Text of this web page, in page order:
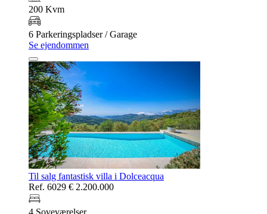
200 Kvm
6 Parkeringspladser / Garage
Se ejendommen
Til salg fantastisk villa i Dolceacqua
Ref. 6029 € 2.200.000
4 Soveværelser